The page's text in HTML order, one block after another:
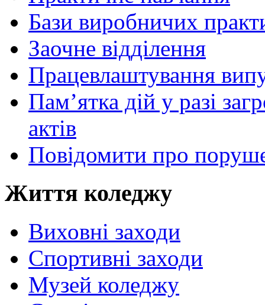
Бази виробничих
Заочне відділення
Працевлаштування
Пам’ятка дій у разі
актів
Повідомити про
Життя коледжу
Виховні заходи
Спортивні заходи
Музей коледжу